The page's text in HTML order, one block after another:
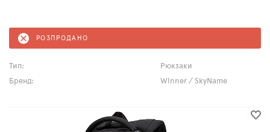
РОЗПРОДАНО
Тип:
Рюкзаки
Бренд:
Winner / SkyName